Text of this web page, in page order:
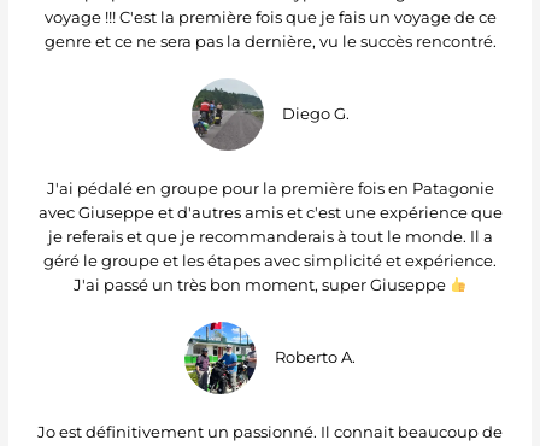
voyage !!! C'est la première fois que je fais un voyage de ce
genre et ce ne sera pas la dernière, vu le succès rencontré.
Diego G.
J'ai pédalé en groupe pour la première fois en Patagonie
avec Giuseppe et d'autres amis et c'est une expérience que
je referais et que je recommanderais à tout le monde. Il a
géré le groupe et les étapes avec simplicité et expérience.
J'ai passé un très bon moment, super Giuseppe
Roberto A.
Jo est définitivement un passionné. Il connait beaucoup de